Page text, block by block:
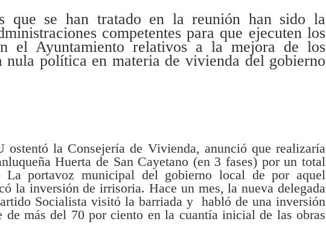
que se han tratado en la reunión han sido la
competentes para que ejecuten los
el Ayuntamiento relativos a la mejora de los
nula política en materia de vivienda del gobierno
ostentó la Consejería de Vivienda, anunció que realizaría
Huerta de San Cayetano (en 3 fases) por un total
portavoz municipal del gobierno local de por aquel
la inversión de irrisoria. Hace un mes, la nueva delegada
Socialista visitó la barriada y habló de una inversión
de más del 70 por ciento en la cuantía inicial de las obras